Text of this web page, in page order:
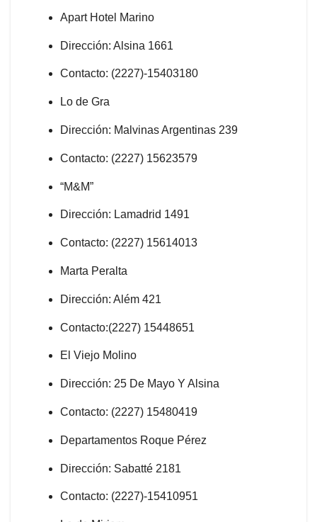
Apart Hotel Marino
Dirección: Alsina 1661
Contacto: (2227)-15403180
Lo de Gra
Dirección: Malvinas Argentinas 239
Contacto: (2227) 15623579
“M&M”
Dirección: Lamadrid 1491
Contacto: (2227) 15614013
Marta Peralta
Dirección: Além 421
Contacto:(2227) 15448651
El Viejo Molino
Dirección: 25 De Mayo Y Alsina
Contacto: (2227) 15480419
Departamentos Roque Pérez
Dirección: Sabatté 2181
Contacto: (2227)-15410951